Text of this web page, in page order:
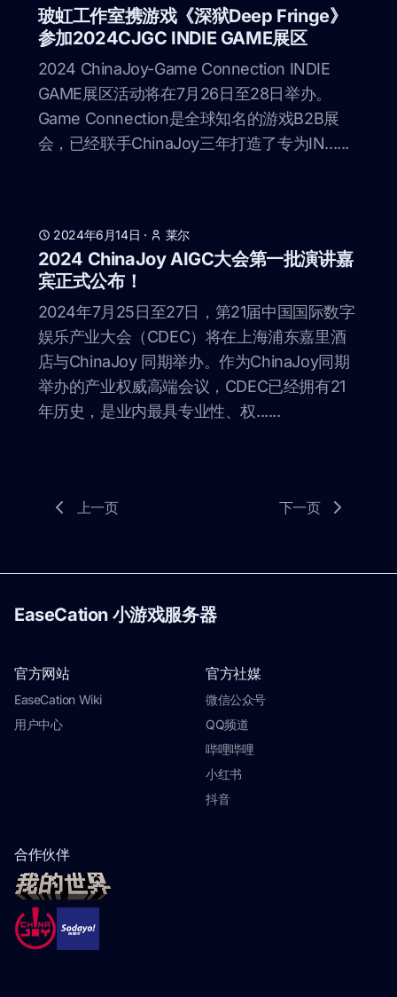
玻虹工作室携游戏《深狱Deep Fringe》
参加2024CJGC INDIE GAME展区
2024 ChinaJoy-Game Connection INDIE
GAME展区活动将在7月26日至28日举办。
Game Connection是全球知名的游戏B2B展
会，已经联手ChinaJoy三年打造了专为IN......
2024年6月14日 · 莱尔
2024 ChinaJoy AIGC大会第一批演讲嘉
宾正式公布！
2024年7月25日至27日，第21届中国国际数字
娱乐产业大会（CDEC）将在上海浦东嘉里酒
店与ChinaJoy 同期举办。作为ChinaJoy同期
举办的产业权威高端会议，CDEC已经拥有21
年历史，是业内最具专业性、权......
上一页 下一页
EaseCation 小游戏服务器
官方网站
EaseCation Wiki
用户中心
官方社媒
微信公众号
QQ频道
哔哩哔哩
小红书
抖音
合作伙伴